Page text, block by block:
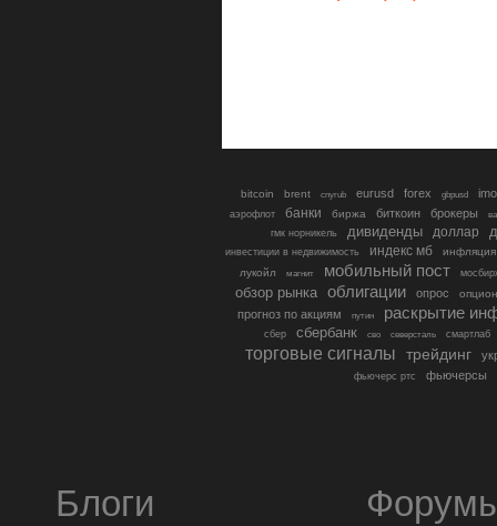
bitcoin brent cnyrub eurusd forex gbpusd
аэрофлот банки биржа биткоин брокеры
гмк норникель
дивиденды доллар
инвестиции в недвижимость индекс мб
инфляция
лукойл
магнит мобильный пост
обзор рынка облигации опрос
прогноз по акциям путин раскрытие
сбер сбербанк сво северсталь смартлаб
торговые сигналы трейдинг
фьючерс ртс фьючерсы
Блоги